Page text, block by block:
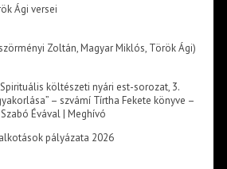
Ági versei
Zoltán, Magyar Miklós, Török Ági)
Spirituális költészeti nyári est-sorozat, 3.
– szvámí Tírtha Fekete könyve –
Évával | Meghívó
pályázata 2026